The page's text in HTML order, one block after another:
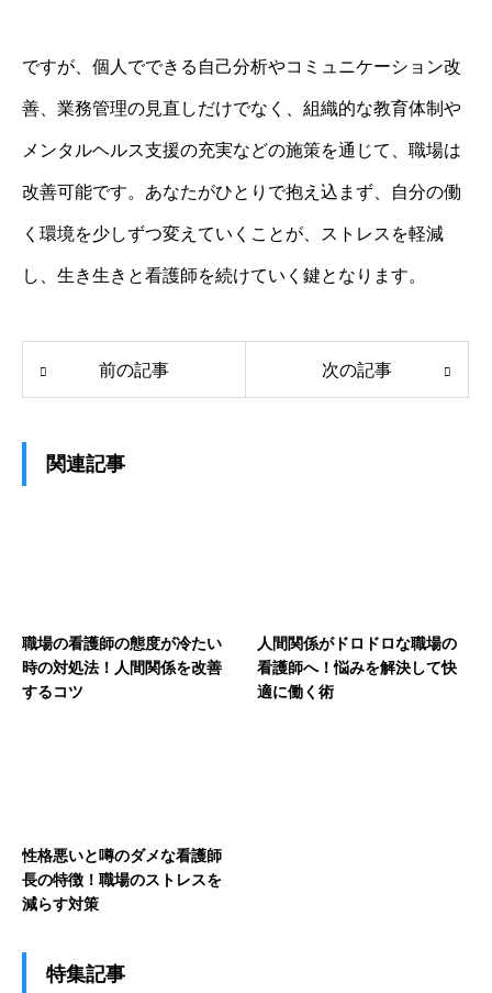
ですが、個人でできる自己分析やコミュニケーション改
善、業務管理の見直しだけでなく、組織的な教育体制や
メンタルヘルス支援の充実などの施策を通じて、職場は
改善可能です。あなたがひとりで抱え込まず、自分の働
く環境を少しずつ変えていくことが、ストレスを軽減
し、生き生きと看護師を続けていく鍵となります。
前の記事 次の記事
関連記事
職場の看護師の態度が冷たい
時の対処法！人間関係を改善
するコツ
人間関係がドロドロな職場の
看護師へ！悩みを解決して快
適に働く術
性格悪いと噂のダメな看護師
長の特徴！職場のストレスを
減らす対策
特集記事